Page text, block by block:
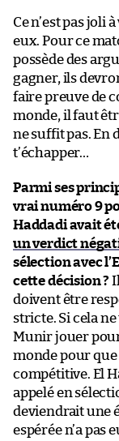
Ce n’est pas joli
eux. Pour ce
possède des
gagner, ils
faire preuve de
monde, il faut
ne suffit pas. En
t’échapper…
Parmi ses
vrai numéro 9
Haddadi avait
un verdict
sélection avec
cette décision ?
doivent être
stricte. Si cela
Munir jouer pour
monde pour
compétitive. El
appelé en
deviendrait une
espérée n’a pas